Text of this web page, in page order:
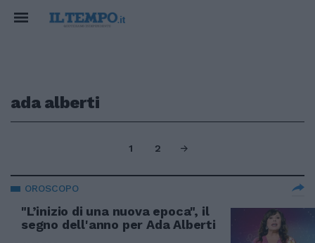
ada alberti
1 2
OROSCOPO
"L’inizio di una nuova epoca", il
segno dell'anno per Ada Alberti